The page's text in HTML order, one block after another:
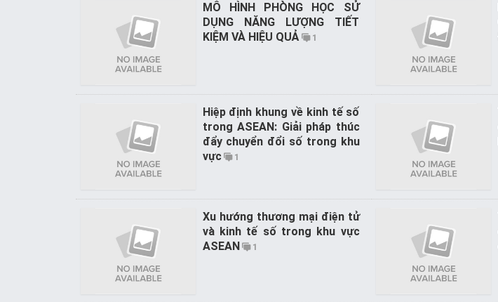
MÔ HÌNH PHÒNG HỌC SỬ
DỤNG NĂNG LƯỢNG TIẾT
KIỆM VÀ HIỆU QUẢ
1
Hiệp định khung về kinh tế số
trong ASEAN: Giải pháp thúc
đẩy chuyển đổi số trong khu
vực
1
Xu hướng thương mại điện tử
và kinh tế số trong khu vực
ASEAN
1